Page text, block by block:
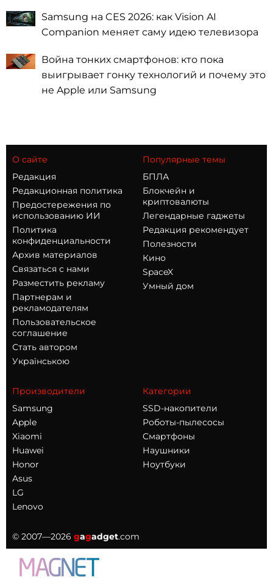
Samsung на CES 2026: как Vision AI
Companion меняет саму идею телевизора
Война тонких смартфонов: кто пока
выигрывает гонку технологий и почему это
не Apple или Samsung
О сайте
Редакция
Редакционная политика
Предостережения по
использованию ИИ
Политика
конфиденциальности
Архив материалов
Связаться с нами
Разместить рекламу
Партнерам и
рекламодателям
Пользовательское
соглашение
Стать автором
Українською
Популярные темы
БПЛА
Блокчейн и
криптовалюты
Легендарные гаджеты
Редакция рекомендует
Полезности
Кино
SpaceX
Умный дом
Производители
Samsung
Apple
Xiaomi
Huawei
Honor
Asus
LG
Lenovo
Категории
SSD-накопители
Роботы-пылесосы
Смартфоны
Наушники
Ноутбуки
© 2007—2026 gagadget.com